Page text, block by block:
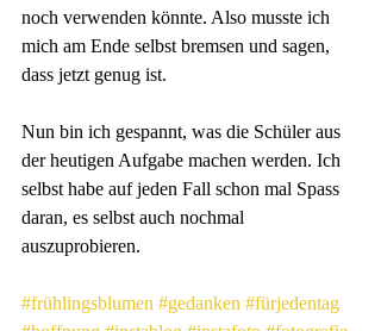
noch verwenden könnte. Also musste ich
mich am Ende selbst bremsen und sagen,
dass jetzt genug ist.
Nun bin ich gespannt, was die Schüler aus
der heutigen Aufgabe machen werden. Ich
selbst habe auf jeden Fall schon mal Spass
daran, es selbst auch nochmal
auszuprobieren.
#frühlingsblumen #gedanken #fürjedentag